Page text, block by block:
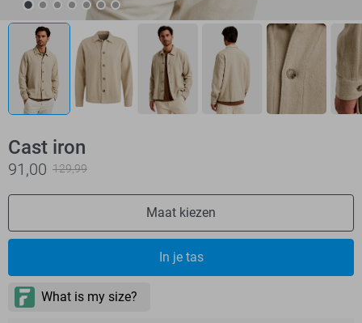
Cast iron
91,00 129,99
Maat kiezen
In je tas